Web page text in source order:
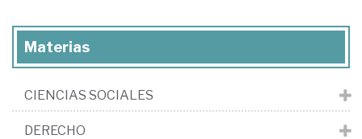
Materias
CIENCIAS SOCIALES
DERECHO